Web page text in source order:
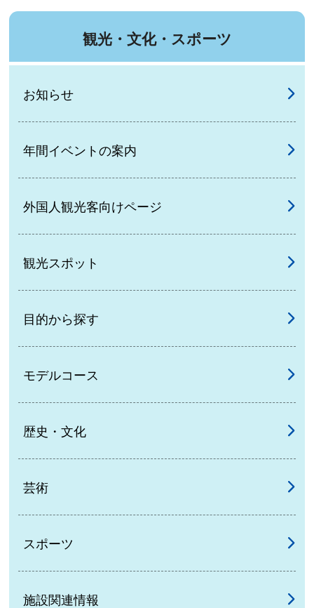
観光・文化・スポーツ
お知らせ
年間イベントの案内
外国人観光客向けページ
観光スポット
目的から探す
モデルコース
歴史・文化
芸術
スポーツ
施設関連情報